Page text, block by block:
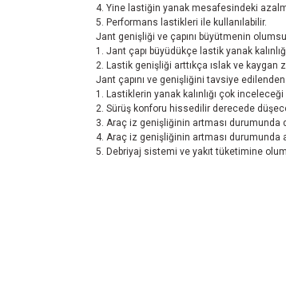
4. Yine lastiğin yanak mesafesindeki
5. Performans lastikleri ile kullanılabilir.
Jant genişliği ve çapını büyütmenin
1. Jant çapı büyüdükçe lastik yanak
2. Lastik genişliği arttıkça ıslak ve kaygan
Jant çapını ve genişliğini tavsiye
1. Lastiklerin yanak kalınlığı çok
2. Sürüş konforu hissedilir derecede
3. Araç iz genişliğinin artması durumunda
4. Araç iz genişliğinin artması durumunda
5. Debriyaj sistemi ve yakıt tüketimine